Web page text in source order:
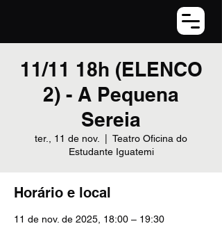
11/11 18h (ELENCO
2) - A Pequena
Sereia
ter., 11 de nov.
Teatro Oficina do
Estudante Iguatemi
Horário e local
11 de nov. de 2025, 18:00 – 19:30